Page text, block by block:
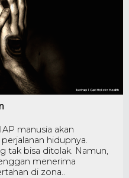
manusia akan
hidupnya.
tak bisa ditolak. Namun,
menerima
di zona..